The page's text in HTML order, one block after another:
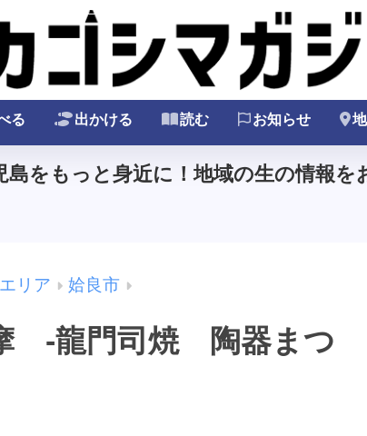
る 出かける 読む お知らせ
島をもっと身近に！地域の生の情報を
リア 姶良市
-龍門司焼 陶器まつ